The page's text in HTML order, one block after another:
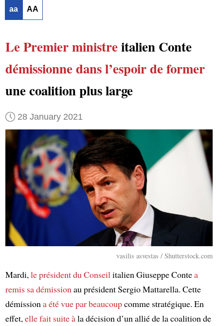
aa AA
Le Premier ministreitalien Conte
démissionnedans l’espoir de former
une coalition plus large
28 January 2021
vasilis asvestas / Shutterstock.com
Mardi, le président du Conseil italien Giuseppe Contea
remis sa démission au président Sergio Mattarella. Cette
démission a été vue par beaucoupcomme stratégique. En
effet, elle fait suite àla décision d’un allié de la coalition de